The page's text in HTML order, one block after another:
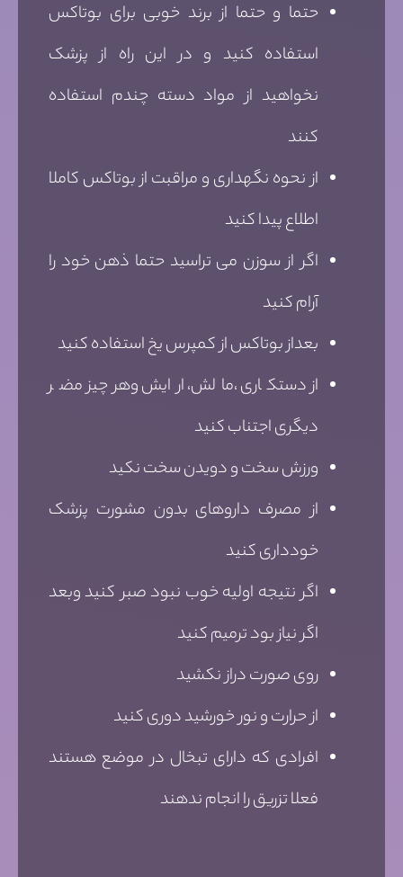
حتما و حتما از برند خوبی برای بوتاکس
استفاده کنید و در این راه از پزشک
نخواهید از مواد دسته چندم استفاده
کنند
از نحوه نگهداری و مراقبت از بوتاکس کاملا
اطلاع پیدا کنید
اگر از سوزن می تراسید حتما ذهن خود را
آرام کنید
بعداز بوتاکس از کمپرس یخ استفاده کنید
از دستکاری ،مالش، ارایش وهرچیز مضر
دیگری اجتناب کنید
ورزش سخت و دویدن سخت نکید
از مصرف داروهای بدون مشورت پزشک
خودداری کنید
اگر نتیجه اولیه خوب نبود صبر کنید وبعد
اگر نیاز بود ترمیم کنید
روی صورت دراز نکشید
از حرارت و نور خورشید دوری کنید
افرادی که دارای تبخال در موضع هستند
فعلا تزریق را انجام ندهند